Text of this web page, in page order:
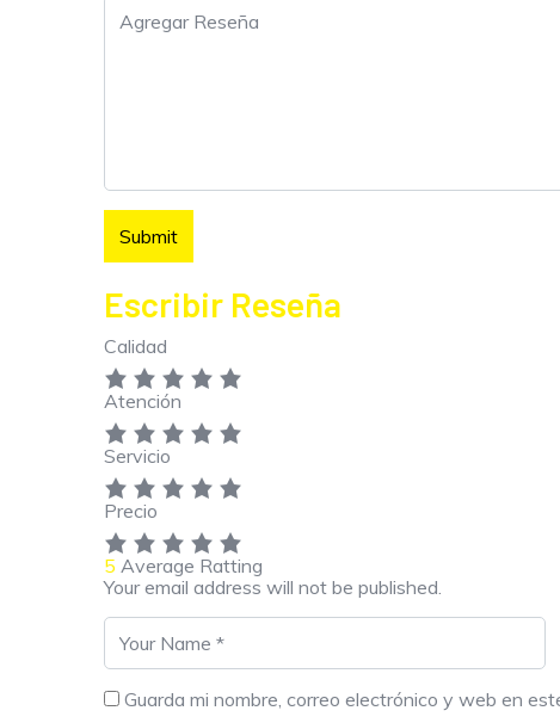
Escribir Reseña
Calidad
Atención
Servicio
Precio
5 Average Ratting
Your email address will not be published.
Guarda mi nombre, correo electrónico y web en